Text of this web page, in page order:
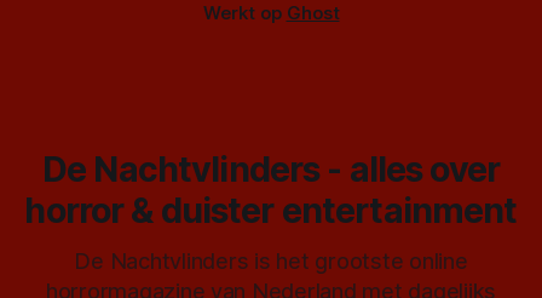
Werkt op Ghost
De Nachtvlinders - alles over
horror & duister entertainment
De Nachtvlinders is het grootste online
horrormagazine van Nederland met dagelijks